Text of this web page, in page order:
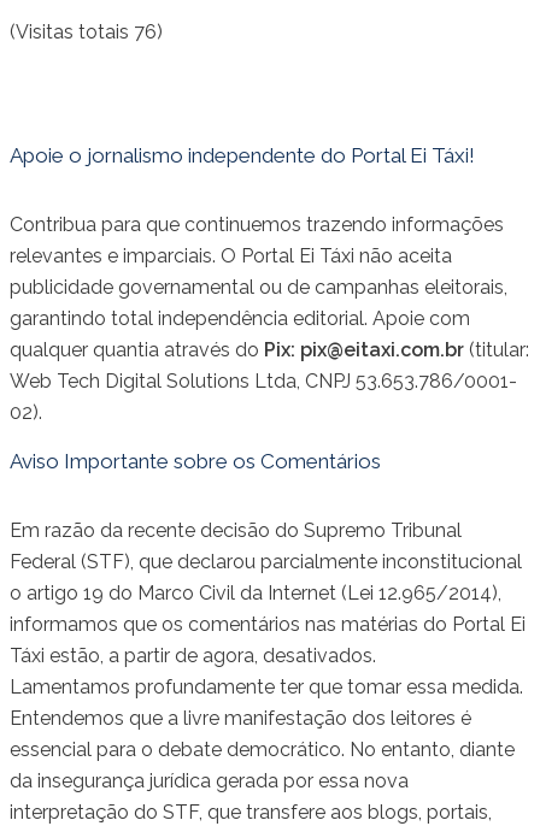
(Visitas totais 76)
Apoie o jornalismo independente do Portal Ei Táxi!
Contribua para que continuemos trazendo informações
relevantes e imparciais. O Portal Ei Táxi não aceita
publicidade governamental ou de campanhas eleitorais,
garantindo total independência editorial. Apoie com
qualquer quantia através do Pix: pix@eitaxi.com.br (titular:
Web Tech Digital Solutions Ltda, CNPJ 53.653.786/0001-
02).
Aviso Importante sobre os Comentários
Em razão da recente decisão do Supremo Tribunal
Federal (STF), que declarou parcialmente inconstitucional
o artigo 19 do Marco Civil da Internet (Lei 12.965/2014),
informamos que os comentários nas matérias do Portal Ei
Táxi estão, a partir de agora, desativados.
Lamentamos profundamente ter que tomar essa medida.
Entendemos que a livre manifestação dos leitores é
essencial para o debate democrático. No entanto, diante
da insegurança jurídica gerada por essa nova
interpretação do STF, que transfere aos blogs, portais,